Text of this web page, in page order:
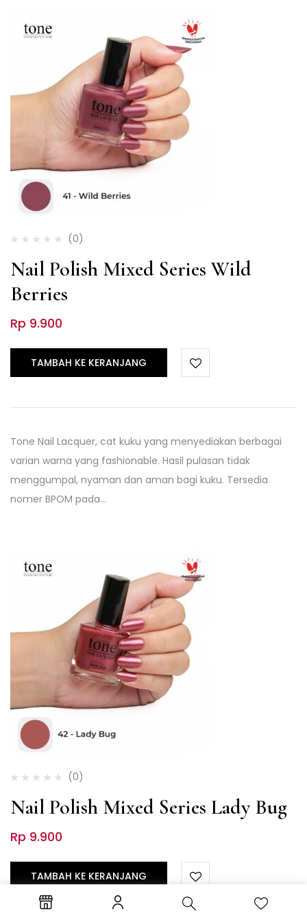
(0)
Nail Polish Mixed Series Wild
Berries
Rp 9.900
TAMBAH KE KERANJANG
Tone Nail Lacquer, cat kuku yang menyediakan berbagai
varian warna yang fashionable. Hasil pulasan tidak
menggumpal, nyaman dan aman bagi kuku. Tersedia
nomer BPOM pada…
(0)
Nail Polish Mixed Series Lady Bug
Rp 9.900
TAMBAH KE KERANJANG